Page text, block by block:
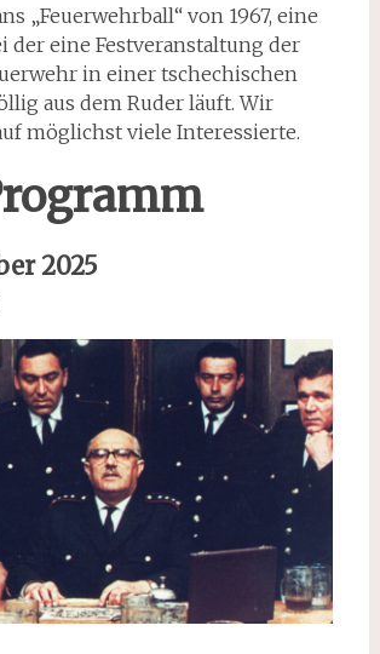
„Feuerwehrball“ von 1967, eine
der eine Festveranstaltung der
in einer tschechischen
aus dem Ruder läuft. Wir
möglichst viele Interessierte.
2025